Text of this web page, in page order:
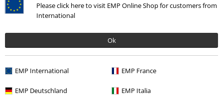
Please click here to visit EMP Online Shop for customers from
International
Ok
EMP International EMP France
EMP Deutschland EMP Italia